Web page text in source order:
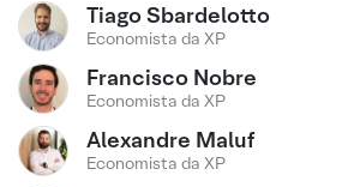
Tiago Sbardelotto
Economista da XP
Francisco Nobre
Economista da XP
Alexandre Maluf
Economista da XP